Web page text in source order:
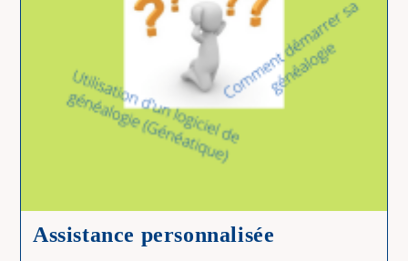
Assistance personnalisée